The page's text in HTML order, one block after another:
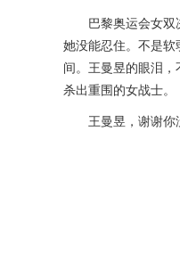
巴黎奥运会女双
她没能忍住。不是
间。王曼昱的眼泪
杀出重围的女战士。
王曼昱，谢谢你